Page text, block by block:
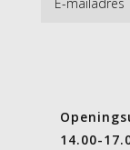
14.00-